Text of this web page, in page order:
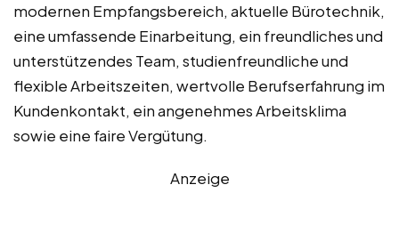
modernen Empfangsbereich, aktuelle Bürotechnik,
eine umfassende Einarbeitung, ein freundliches und
unterstützendes Team, studienfreundliche und
flexible Arbeitszeiten, wertvolle Berufserfahrung im
Kundenkontakt, ein angenehmes Arbeitsklima
sowie eine faire Vergütung.
Anzeige